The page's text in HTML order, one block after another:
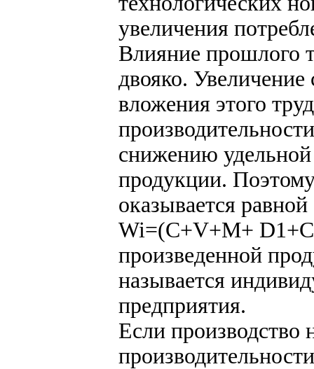
увеличения
Влияние прошлого
двояко.
вложения этого
снижению
продукции.
оказывается равной
Wi=(C+V+M+
произведенной
называется
предприятия.
Если производство